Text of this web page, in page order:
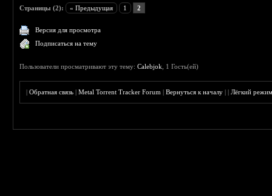
Страницы (2): « Предыдущая 1 2
Версия для просмотра
Подписаться на тему
Пользователи просматривают эту тему:Calebjok , 1 Гость(ей)
|Обратная связь |Metal Torrent Tracker Forum |Вернуться к началу ||Лёгкий